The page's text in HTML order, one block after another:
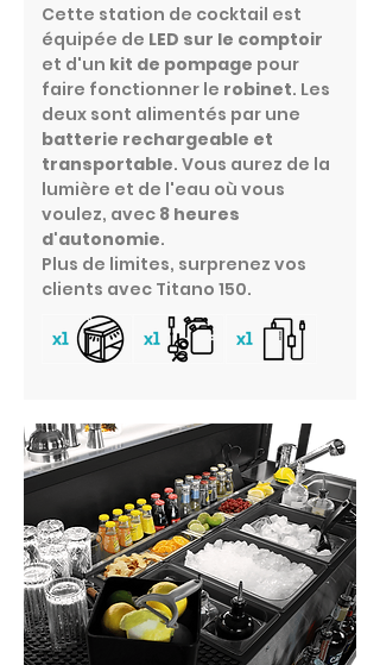
Cette station de cocktail est
équipée de LED sur le comptoir
et d'un kit de pompage pour
faire fonctionner le robinet. Les
deux sont alimentés par une
batterie rechargeable et
transportable. Vous aurez de la
lumière et de l'eau où vous
voulez, avec 8 heures
d'autonomie.
Plus de limites, surprenez vos
clients avec Titano 150.